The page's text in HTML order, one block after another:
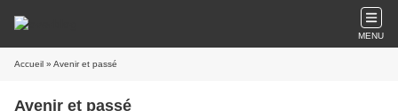
MENU
Accueil » Avenir et passé
Avenir et passé